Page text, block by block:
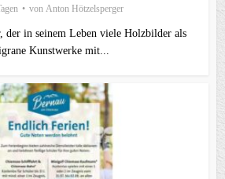
von Anton Hötzelsperger
der in seinem Leben viele Holzbilder als
Kunstwerke mit...